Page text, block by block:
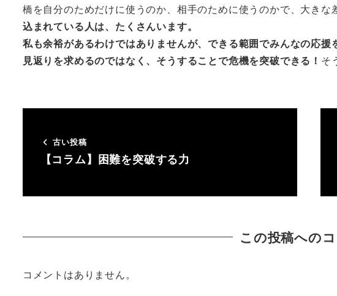
橋を自分のためだけに使うのか、相手のために使うのかで、大き
込まれている人は、たくさんいます。
私も余裕があるわけではありませんが、できる範囲でみんなの応援
見返りを求めるのではなく、そうすることで危機を突破できる！ そ
古い投稿
【コラム】困難を突破する力
この投稿への
コメントはありません。